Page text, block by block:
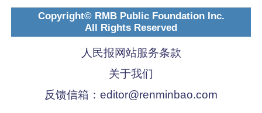
Copyright© RMB Public Foundation Inc.
All Rights Reserved
人民报网站服务条款
关于我们
反馈信箱： editor@renminbao.com